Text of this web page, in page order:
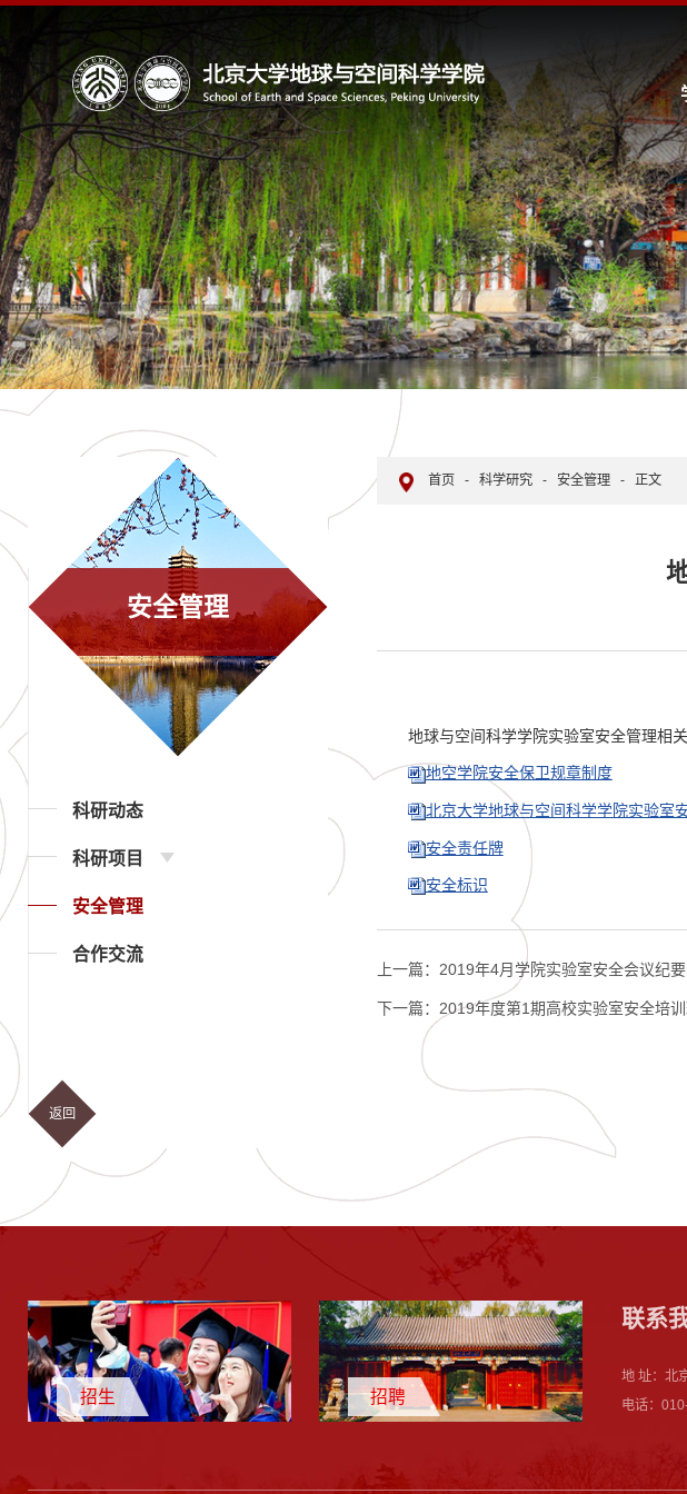
安全管理
科研动态
科研项目
安全管理
合作交流
返回
首页 - 科学研究 - 安全管理 - 正文
地球与空间科学学院实验室安全管理相
地空学院安全保卫规章制度
北京大学地球与空间科学学院实验室
安全责任牌
安全标识
上一篇： 2019年4月学院实验室安全会议纪要
下一篇： 2019年度第1期高校实验室安全培训
招生 招聘
联系
地 址：北
电话：